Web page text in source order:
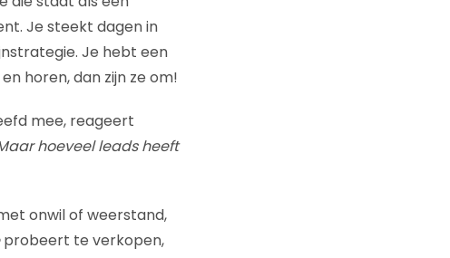
Je steekt dagen in
Je hebt een
horen, dan zijn ze om!
mee, reageert
hoeveel leads heeft
onwil of weerstand,
probeert te verkopen,